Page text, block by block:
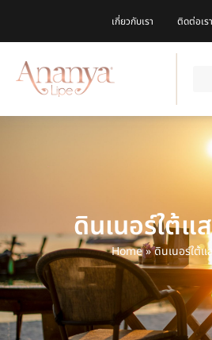
เกี่ยวกับเรา ติดต่อเรา
ดินเนอร์ใต้แ
Home»ดินเนอร์ใต้แ